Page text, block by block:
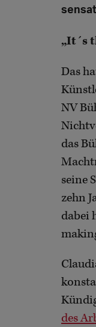
„It´s
Das
NV
das
seine
zehn
dabei
des